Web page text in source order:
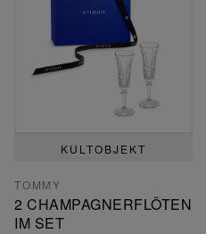
KULTOBJEKT
TOMMY
2 CHAMPAGNERFLÖTEN
IM SET